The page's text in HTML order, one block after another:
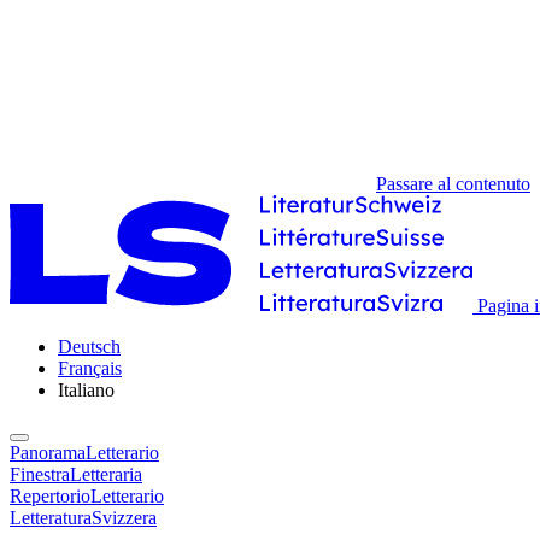
Passare al contenuto
Pagina
Deutsch
Français
Italiano
PanoramaLetterario
FinestraLetteraria
RepertorioLetterario
LetteraturaSvizzera